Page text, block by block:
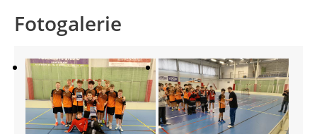
Fotogalerie